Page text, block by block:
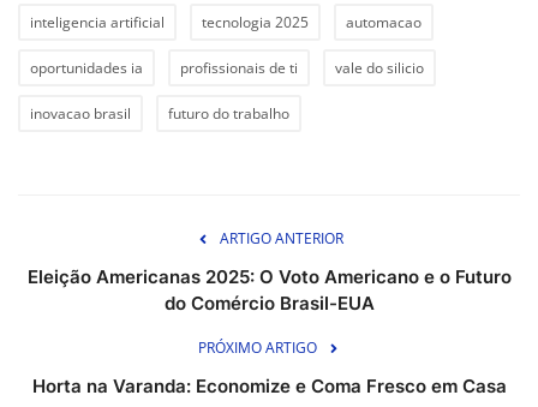
inteligencia artificial tecnologia 2025 automacao
oportunidades ia profissionais de ti vale do silicio
inovacao brasil futuro do trabalho
ARTIGO ANTERIOR
Eleição Americanas 2025: O Voto Americano e o Futuro
do Comércio Brasil-EUA
PRÓXIMO ARTIGO
Horta na Varanda: Economize e Coma Fresco em Casa